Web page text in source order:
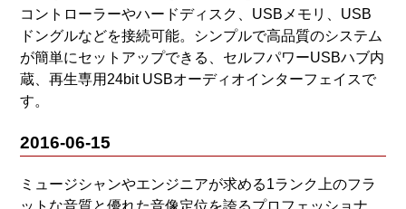
コントローラーやハードディスク、USBメモリ、USB
ドングルなどを接続可能。シンプルで高品質のシステム
が簡単にセットアップできる、セルフパワーUSBハブ内
蔵、再生専用24bit USBオーディオインターフェイスで
す。
2016-06-15
ミュージシャンやエンジニアが求める1ランク上のフラ
ットな音質と優れた音像定位を誇るプロフェッショナ